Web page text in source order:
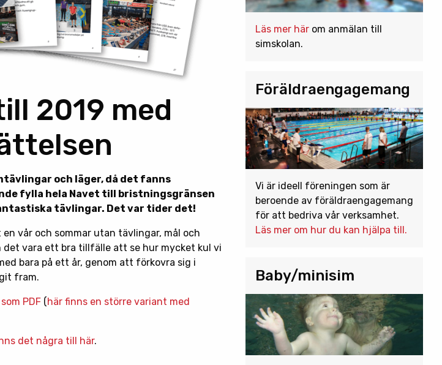
2019 med
och läger, då det fanns
fylla hela Navet till bristningsgränsen
tävlingar. Det var tider det!
vår och sommar utan tävlingar, mål och
vara ett bra tillfälle att se hur mycket kul vi
bara på ett år, genom att förkovra sig i
fram.
PDF ( här finns en större variant med
det några till här.
Läs mer härom anmälan till
simskolan.
Föräldraengagemang
Vi är ideell föreningen som är
beroende av föräldraengagemang
för att bedriva vår verksamhet.
Läs mer om hur du kan hjälpa till.
Baby/minisim